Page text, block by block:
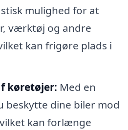
mulighed for at
værktøj og andre
kan frigøre plads i
køretøjer: Med en
beskytte dine biler mod
kan forlænge